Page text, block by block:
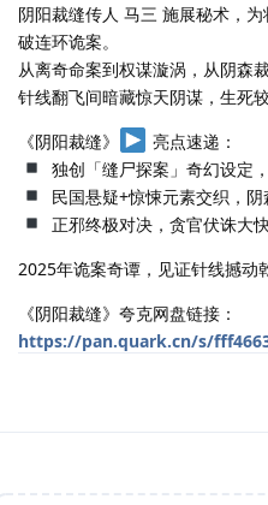
阴阳裁缝传人 马三 施展秘术，
破连环诡案。
从离奇命案到权谋漩涡，从阴
针线翻飞间暗藏惊天阴谋，生死
《阴阳裁缝》
亮点速递：
独创「缝尸探案」奇幻设定
民国悬疑+惊悚元素交织，
正邪终极对决，贪官伏诛大
2025年诡案奇谭，见证针线撼动
《阴阳裁缝》夸克网盘链接：
https://pan.quark.cn/s/